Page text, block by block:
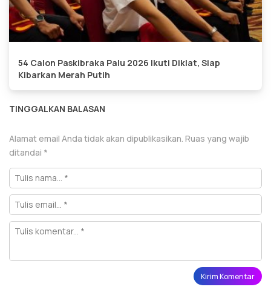
54 Calon Paskibraka Palu 2026 Ikuti Diklat, Siap
Kibarkan Merah Putih
TINGGALKAN BALASAN
Alamat email Anda tidak akan dipublikasikan. Ruas yang wajib
ditandai *